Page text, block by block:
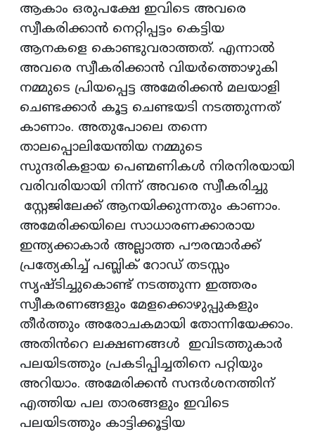
ആകാം ഒരുപക്ഷേ ഇവിടെ അവരെ
സ്വീകരിക്കാൻ നെറ്റിപ്പട്ടം കെട്ടിയ
ആനകളെ കൊണ്ടുവരാത്തത്. എന്നാൽ
അവരെ സ്വീകരിക്കാൻ വിയർത്തൊഴുകി
നമ്മുടെ പ്രിയപ്പെട്ട അമേരിക്കൻ മലയാളി
ചെണ്ടക്കാർ കൂട്ട ചെണ്ടയടി നടത്തുന്നത്
കാണാം. അതുപോലെ തന്നെ
താലപ്പൊലിയേന്തിയ നമ്മുടെ
സുന്ദരികളായ പെണ്മണികൾ നിരനിരയായി
വരിവരിയായി നിന്ന് അവരെ സ്വീകരിച്ചു
സ്റ്റേജിലേക്ക് ആനയിക്കുന്നതും കാണാം.
അമേരിക്കയിലെ സാധാരണക്കാരായ
ഇന്ത്യക്കാകാർ അല്ലാത്ത പൗരന്മാർക്ക്
പ്രത്യേകിച്ച് പബ്ലിക് റോഡ് തടസ്സം
സൃഷ്ടിച്ചുകൊണ്ട് നടത്തുന്ന ഇത്തരം
സ്വീകരണങ്ങളും മേളക്കൊഴുപ്പുകളും
തീർത്തും അരോചകമായി തോന്നിയേക്കാം.
അതിൻറെ ലക്ഷണങ്ങൾ ഇവിടത്തുകാർ
പലയിടത്തും പ്രകടിപ്പിച്ചതിനെ പറ്റിയും
അറിയാം. അമേരിക്കൻ സന്ദർശനത്തിന്
എത്തിയ പല താരങ്ങളും ഇവിടെ
പലയിടത്തും കാട്ടിക്കൂട്ടിയ